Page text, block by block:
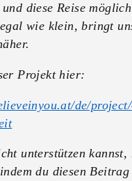
diese Reise
wie klein, bringt
Projekt hier:
de/
unterstützen
du diesen Beitrag